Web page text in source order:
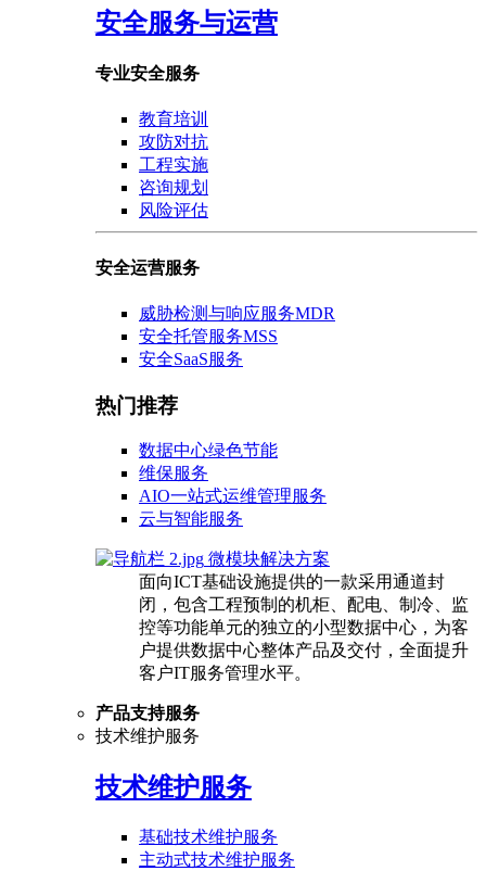
安全服务与运营
专业安全服务
教育培训
攻防对抗
工程实施
咨询规划
风险评估
安全运营服务
威胁检测与响应服务MDR
安全托管服务MSS
安全SaaS服务
热门推荐
数据中心绿色节能
维保服务
AIO一站式运维管理服务
云与智能服务
微模块解决方案
面向ICT基础设施提供的一款采用通道封
闭，包含工程预制的机柜、配电、制冷、监
控等功能单元的独立的小型数据中心，为客
户提供数据中心整体产品及交付，全面提升
客户IT服务管理水平。
产品支持服务
技术维护服务
技术维护服务
基础技术维护服务
主动式技术维护服务